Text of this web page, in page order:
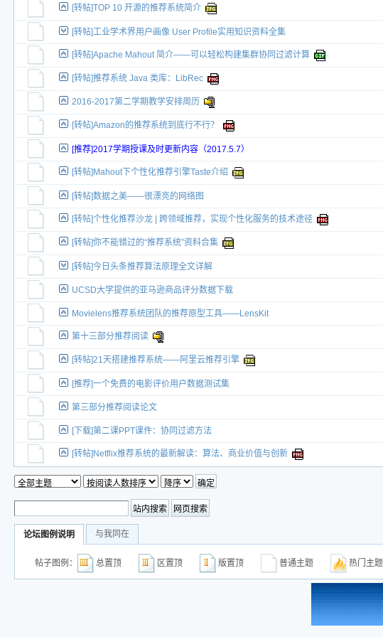
新小字报[转帖]TOP 10 开源的推荐系统简介
[转帖]工业学术界用户画像 User Profile实用知识资料全集
[转帖]Apache Mahout 简介——可以轻松构建集群协同过滤计算
[转帖]推荐系统 Java 类库：LibRec
2016-2017第二学期教学安排周历
[转帖]Amazon的推荐系统到底行不行？
[推荐]2017学期授课及时更新内容（2017.5.7）
[转帖]Mahout下个性化推荐引擎Taste介绍
[转帖]数据之美——很漂亮的网络图
[转帖]个性化推荐沙龙 | 跨领域推荐，实现个性化服务的技术途径
[转帖]你不能错过的“推荐系统”资料合集
[转帖]今日头条推荐算法原理全文详解
UCSD大学提供的亚马逊商品评分数据下载
Movielens推荐系统团队的推荐原型工具——LensKit
第十三部分推荐阅读
[转帖]21天搭建推荐系统——阿里云推荐引擎
[推荐]一个免费的电影评价用户数据测试集
第三部分推荐阅读论文
[下载]第二课PPT课件：协同过滤方法
[转帖]Netflix推荐系统的最新解读：算法、商业价值与创新
论坛图例说明 与我同在
帖子图例： 总置顶 区置顶 版置顶 普通主题 热门